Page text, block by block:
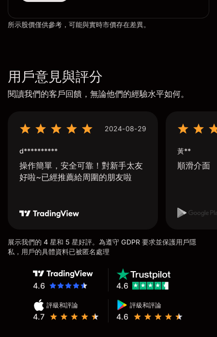
所示股價僅供參考，可能與實時市價存在差異。
用戶意見與評分
閱讀我們的客戶回饋，無論他們的經驗水平如何。
2024-08-29
d**********
操作簡單，安全可靠！對新手太友
好啦~已經推薦給周圍的朋友啦
黃**
順滑介面
展示我們的 4 星和 5 星好評。為遵守 GDPR 要求並保護用戶隱
私，用戶的具體資料已被匿名處理
4.6
評級和評論
4.7
評級和評論
4.6
4.6